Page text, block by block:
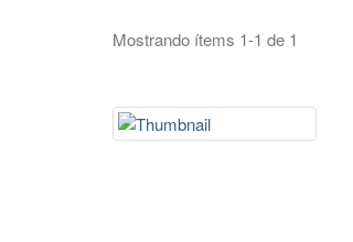
Mostrando ítems 1-1 de 1